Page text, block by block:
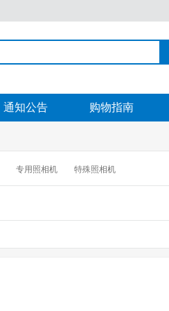
通知公告 购物指南
专用照相机 特殊照相机